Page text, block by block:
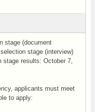
stage (document
stage (interview)
stage results: October 7,
applicants must meet
to apply: